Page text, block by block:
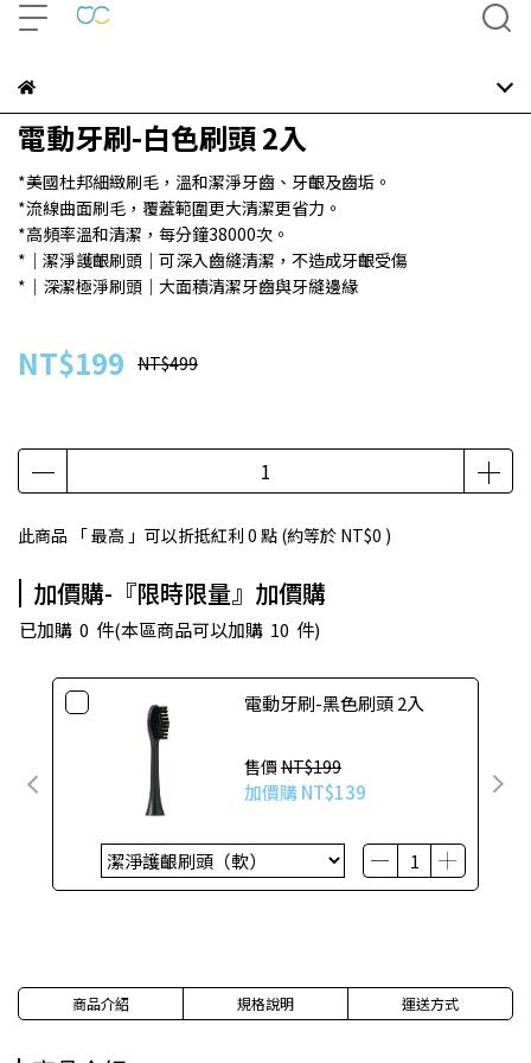
電動牙刷-白色刷頭 2入
*美國杜邦細緻刷毛，溫和潔淨牙齒、牙齦及齒垢。
*流線曲面刷毛，覆蓋範圍更大清潔更省力。
*高頻率溫和清潔，每分鐘38000次。
*｜潔淨護齦刷頭｜可深入齒縫清潔，不造成牙齦受傷
*｜深潔極淨刷頭｜大面積清潔牙齒與牙縫邊緣
NT$199 NT$499
此商品 「 最高 」可以折抵紅利 0 點 (約等於 NT$0 )
加價購-『限時限量』加價購
已加購 0 件(本區商品可以加購 10 件)
電動牙刷-黑色刷頭 2入
售價 NT$199
加價購NT$139
商品介紹 規格說明 運送方式